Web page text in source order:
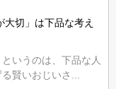
切」は下品な考え
いうのは、下品な人
賢いおじいさ...